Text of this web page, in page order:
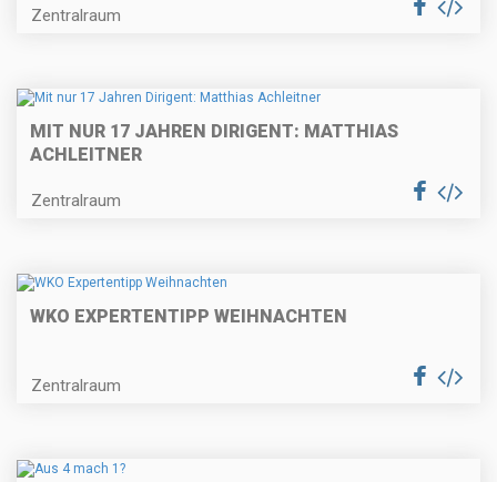
Zentralraum
MIT NUR 17 JAHREN DIRIGENT: MATTHIAS
ACHLEITNER
Zentralraum
WKO EXPERTENTIPP WEIHNACHTEN
Zentralraum